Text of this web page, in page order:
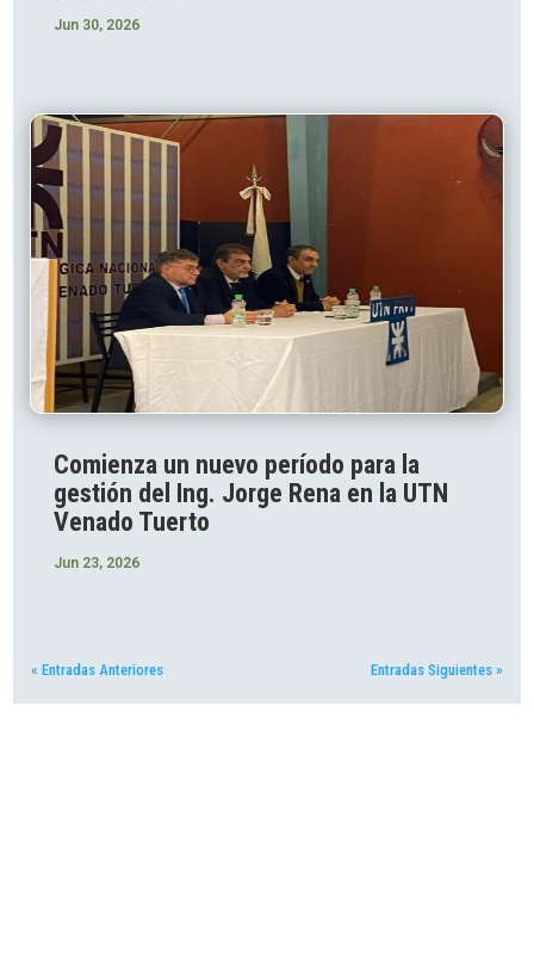
Jun 30, 2026
Comienza un nuevo período para la
gestión del Ing. Jorge Rena en la UTN
Venado Tuerto
Jun 23, 2026
« Entradas Anteriores Entradas Siguientes »